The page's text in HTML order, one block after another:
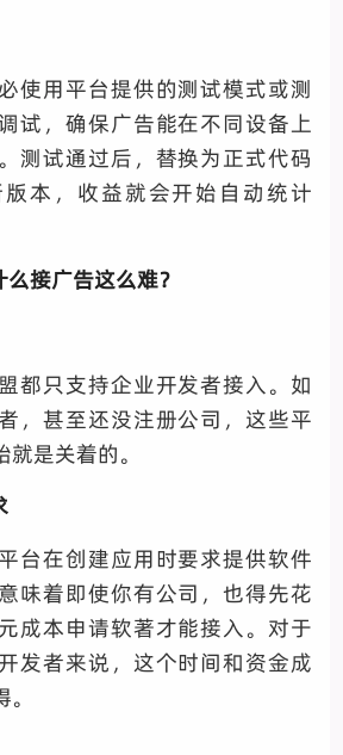
使用平台提供的测试模式或测
试，确保广告能在不同设备上
测试通过后，替换为正式代码
本，收益就会开始自动统计
接广告这么难？
都只支持企业开发者接入。如
，甚至还没注册公司，这些平
是关着的。
台在创建应用时要求提供软件
味着即使你有公司，也得先花
成本申请软著才能接入。对于
发者来说，这个时间和资金成